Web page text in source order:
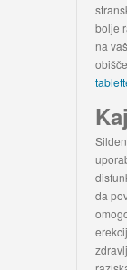
bolje
na
da